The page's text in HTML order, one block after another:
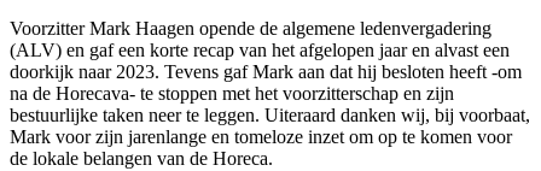
Voorzitter Mark Haagen opende de algemene ledenvergadering
(ALV) en gaf een korte recap van het afgelopen jaar en alvast een
doorkijk naar 2023. Tevens gaf Mark aan dat hij besloten heeft -om
na de Horecava- te stoppen met het voorzitterschap en zijn
bestuurlijke taken neer te leggen. Uiteraard danken wij, bij voorbaat,
Mark voor zijn jarenlange en tomeloze inzet om op te komen voor
de lokale belangen van de Horeca.